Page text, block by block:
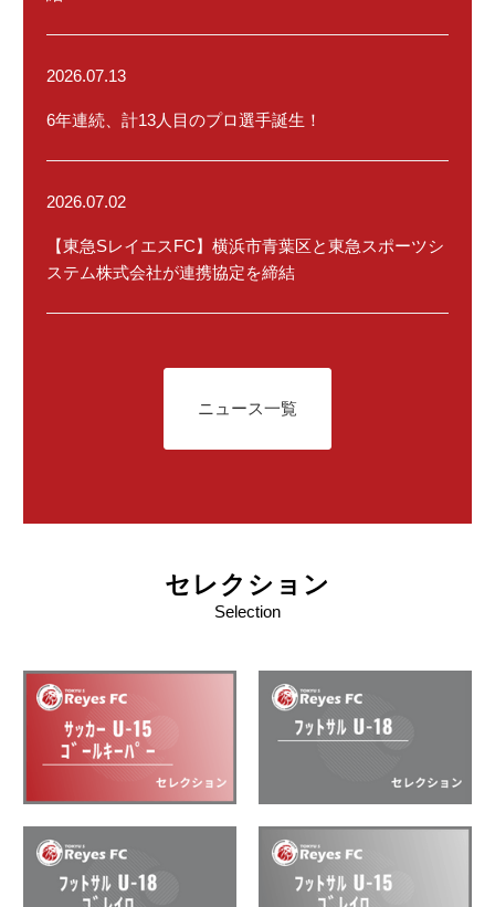
6年連続、計13人目のプロ選手誕生！
2026.07.13
【東急SレイエスFC】横浜市青葉区と東急スポーツシ
ステム株式会社が連携協定を締結
2026.07.02
ニュース一覧
セレクション
Selection